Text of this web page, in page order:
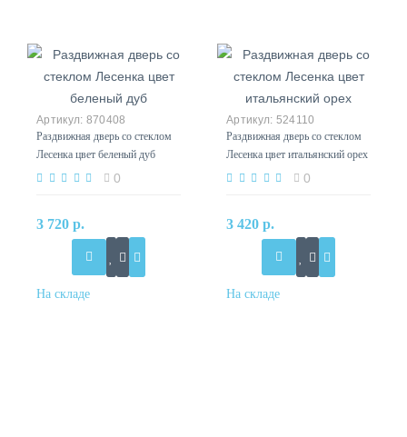
870408
Раздвижная дверь со стеклом
Лесенка цвет беленый дуб
0
3 720 р.
524110
Раздвижная дверь со стеклом
Лесенка цвет итальянский орех
0
3 420 р.